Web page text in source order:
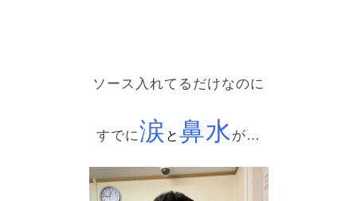
ソース入れてるだけなのに
すでに涙 と鼻水が…